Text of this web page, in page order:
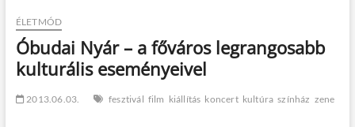
t
n
ÉLETMÓD
Óbudai Nyár – a főváros legrangosabb
kulturális eseményeivel
2013.06.03. fesztivál film kiállítás koncert kultúra színház zene